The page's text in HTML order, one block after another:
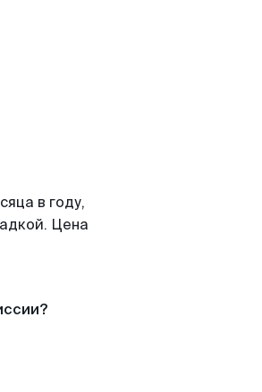
в году,
Цена